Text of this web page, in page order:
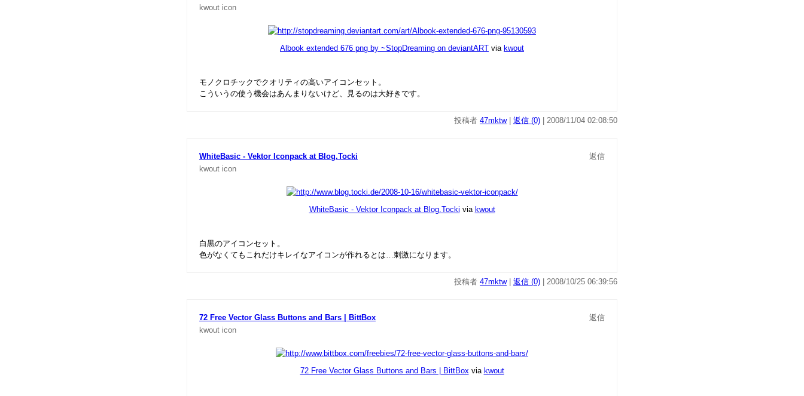
kwout icon
Albook extended 676 png by ~StopDreaming on deviantART via kwout
モノクロチックでクオリティの高いアイコンセット。
こういうの使う機会はあんまりないけど、見るのは大好きです。
投稿者 47mktw| 返信 (0) | 2008/11/04 02:08:50
WhiteBasic - Vektor Iconpack at Blog.Tocki
返信
kwout icon
WhiteBasic - Vektor Iconpack at Blog.Tocki via kwout
白黒のアイコンセット。
色がなくてもこれだけキレイなアイコンが作れるとは…刺激になります。
投稿者 47mktw| 返信 (0) | 2008/10/25 06:39:56
72 Free Vector Glass Buttons and Bars | BittBox
返信
kwout icon
72 Free Vector Glass Buttons and Bars | BittBoxvia kwout